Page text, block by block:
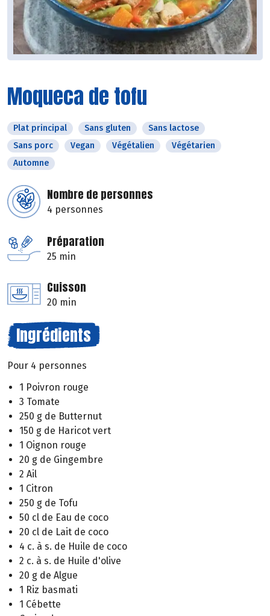
Moqueca de tofu
Plat principal Sans gluten
Sans lactose
Sans porc
Vegan Végétalien
Végétarien
Automne
Nombre de personnes
4 personnes
Préparation
25 min
Cuisson
20 min
Ingrédients
Pour 4 personnes
1 Poivron rouge
3 Tomate
250 g de Butternut
150 g de Haricot vert
1 Oignon rouge
20 g de Gingembre
2 Ail
1 Citron
250 g de Tofu
50 cl de Eau de coco
20 cl de Lait de coco
4 c. à s. de Huile de coco
2 c. à s. de Huile d'olive
20 g de Algue
1 Riz basmati
1 Cébette